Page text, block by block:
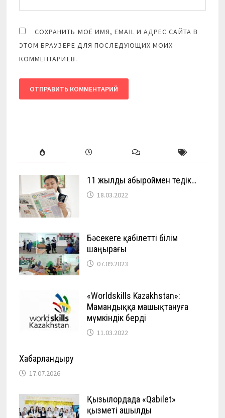
СОХРАНИТЬ МОЁ ИМЯ, EMAIL И АДРЕС САЙТА В
ЭТОМ БРАУЗЕРЕ ДЛЯ ПОСЛЕДУЮЩИХ МОИХ
КОММЕНТАРИЕВ.
11 жылды абыроймен өтедік…
18.03.2022
Бәсекеге қабілетті білім
шаңырағы
07.09.2023
«Worldskills Kazakhstan»:
Мамандыққа машықтануға
мүмкіндік берді
11.03.2022
Хабарландыру
17.07.2026
Қызылордада «Qabilet»
қызметі ашылды